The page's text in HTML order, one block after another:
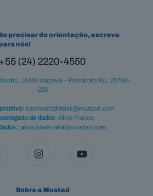
precisar de orientação, escreva
nós!
(24) 2220-4550
15500 Itaipava – Petrópolis RJ, 25750-
226
sacmustadbrasil@mustad.com
de dados: Aline Franco
privacidade.mbl@mustad.com
Sobre a Mustad